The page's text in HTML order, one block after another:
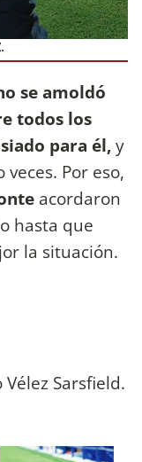
se amoldó
todos los
para él,y
Por eso,
acordaron
hasta que
la situación.
Sarsfield.